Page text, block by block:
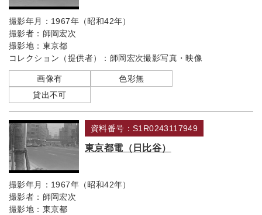
撮影年月： 1967年（昭和42年）
撮影者： 師岡宏次
撮影地： 東京都
コレクション（提供者）： 師岡宏次撮影写真・映像
画像有
色彩無
貸出不可
資料番号：S1R0243117949
東京都電（日比谷）
撮影年月： 1967年（昭和42年）
撮影者： 師岡宏次
撮影地： 東京都